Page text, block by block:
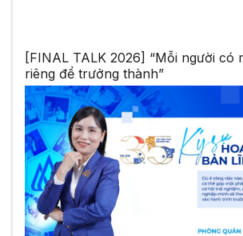
[FINAL TALK 2026] “Mỗi người có
riêng để trưởng thành”